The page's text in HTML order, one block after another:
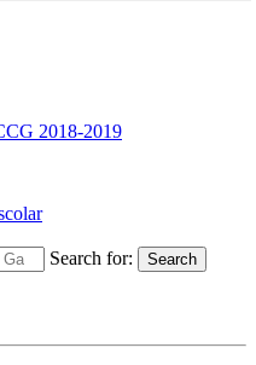
2018-2019
Search for:
Search